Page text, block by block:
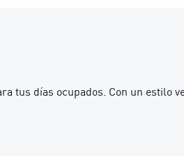
tus días ocupados. Con un estilo